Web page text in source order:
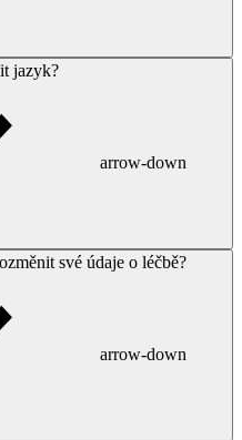
jazyk?
arrow-down
své údaje o léčbě?
arrow-down